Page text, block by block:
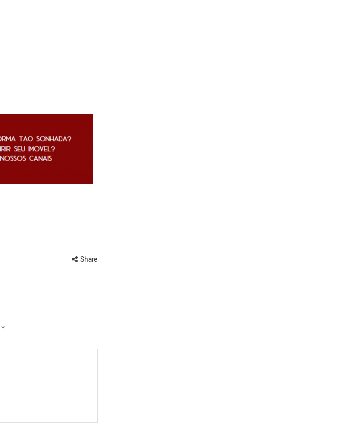
Share
*